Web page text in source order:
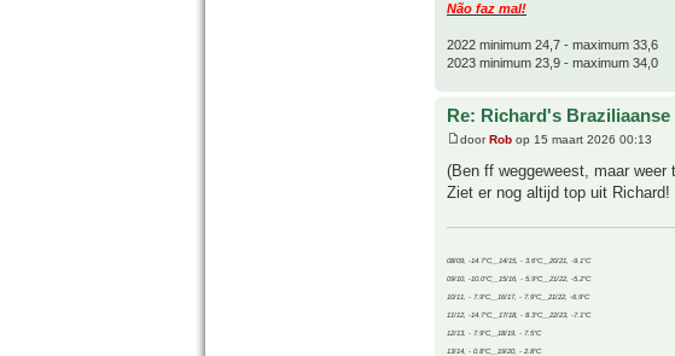
Não faz mal!
2022 minimum 24,7 - maximum 33,6
2023 minimum 23,9 - maximum 34,0
Re: Richard's
doorRob op 15 maart 2026 00:13
(Ben ff weggeweest, maar weer
Ziet er nog altijd top uit
08/09, -14.7°C__14/15, - 3.6°C__20/21, -9.1°C
09/10, -10.0°C__15/16, - 5.9°C__21/22, -5.2°C
10/11, - 7.9°C__16/17, - 7.9°C__21/22, -6.9°C
11/12, -14.7°C__17/18, - 8.3°C__22/23, -7.1°C
12/13, - 7.9°C__18/19, - 7.5°C
13/14, - 0.8°C__19/20, - 2.8°C